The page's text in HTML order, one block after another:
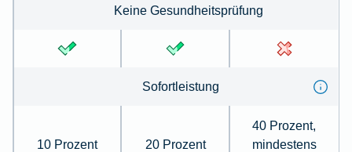
Keine Gesundheits­prüfung
Sofortleistung
10 Prozent 20 Prozent
40 Prozent,
mindestens